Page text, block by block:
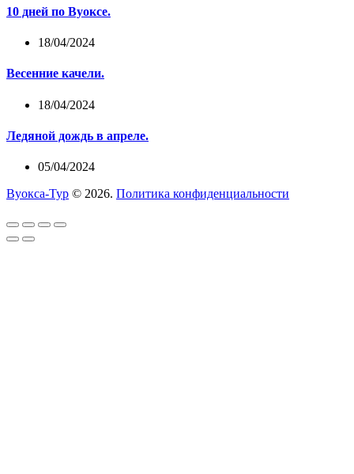
10 дней по Вуоксе.
18/04/2024
Весенние качели.
18/04/2024
Ледяной дождь в апреле.
05/04/2024
Вуокса-Тур © 2026. Политика конфиденциальности